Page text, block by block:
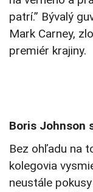
patrí.” Bývalý
Mark Carney,
premiér krajiny.
Boris Johnson
Bez ohľadu na
kolegovia
neustále